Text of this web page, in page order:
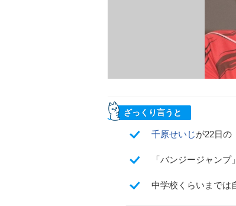
ざっくり言うと
千原せいじが22日の
「バンジージャン
中学校くらいまでは